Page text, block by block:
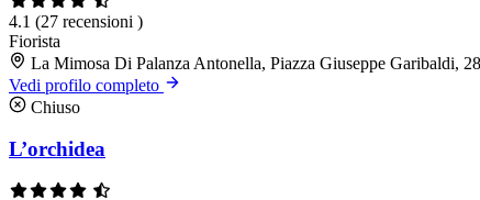
4.1 (27 recensioni )
Fiorista
La Mimosa Di Palanza Antonella, Piazza Giuseppe Garibaldi,
Vedi profilo completo
Chiuso
L’orchidea